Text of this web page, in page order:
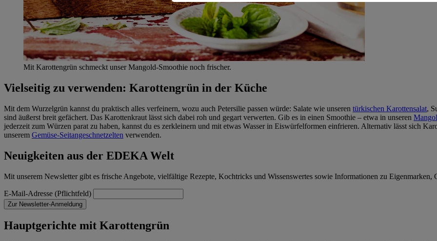
Mit Karottengrün schmeckt unser Mangold-Smoothie noch frischer.
Vielseitig zu verwenden: Karottengrün in der Küche
Mit dem Wurzelgrün kannst du praktisch alles verfeinern, wozu auch Petersilie passen würde: Salate wie unseren türkischen Karottensalat,
sind äußerst breit gefächert. Das Karottenkraut lässt sich dabei roh und gegart verwerten. Gib es in einen Smoothie – etwa in unseren
jederzeit zum Würzen parat zu haben, kannst du es zerkleinern und mit etwas Wasser in Eiswürfelformen einfrieren. Alternativ lässt sich
unserem Gemüse-Seitangeschnetzelten verwenden.
Neuigkeiten aus der EDEKA Welt
Mit unserem Newsletter gibt es frische Angebote, vielfältige Rezepte, Kochtricks und Wissenswertes sowie Informationen zu
E-Mail-Adresse (Pflichtfeld)
Zur Newsletter-Anmeldung
Hauptgerichte mit Karottengrün